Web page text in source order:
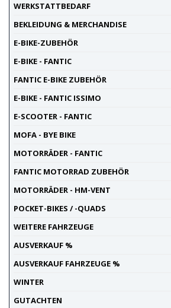
WERKSTATTBEDARF
BEKLEIDUNG & MERCHANDISE
E-BIKE-ZUBEHÖR
E-BIKE - FANTIC
FANTIC E-BIKE ZUBEHÖR
E-BIKE - FANTIC ISSIMO
E-SCOOTER - FANTIC
MOFA - BYE BIKE
MOTORRÄDER - FANTIC
FANTIC MOTORRAD ZUBEHÖR
MOTORRÄDER - HM-VENT
POCKET-BIKES / -QUADS
WEITERE FAHRZEUGE
AUSVERKAUF %
AUSVERKAUF FAHRZEUGE %
WINTER
GUTACHTEN